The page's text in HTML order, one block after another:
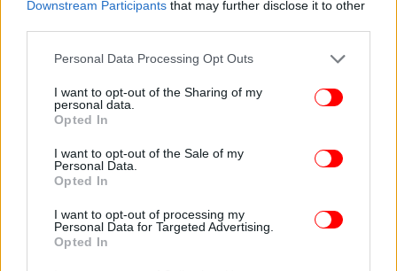
Downstream Participants that may further disclose it to other
Please note that this website/app uses one or more Google
not limited to your visit or usage behaviour. You may click to
grant or deny consent to Google and its third-party tags to
use your data for below specified purposes in below Google
consent section.
Personal Data Processing Opt Outs
I want to opt-out of the Sharing of my
personal data.
Opted In
I want to opt-out of the Sale of my
Personal Data.
Opted In
I want to opt-out of processing my
Personal Data for Targeted Advertising.
Opted In
Αντιδρώντας στη δήλωση Κουτσούμπα,
κύκλοι του
ΠΑΣΟΚσχολίαζαν δηκτικά πως «η αγωνία του κ.
Κουτσούμπα να πρωταγωνιστεί στο Luben είναι
κακός σύμβουλος».
Μάλιστα, το ΠΑΣΟΚ χαρακτήρισε σεξιστική τη
φράση του κ. Κουτσούμπα, αναφέροντας ότι «δεν
περιμέναμε από τον γραμματέα του ΚΚΕ τέτοιο